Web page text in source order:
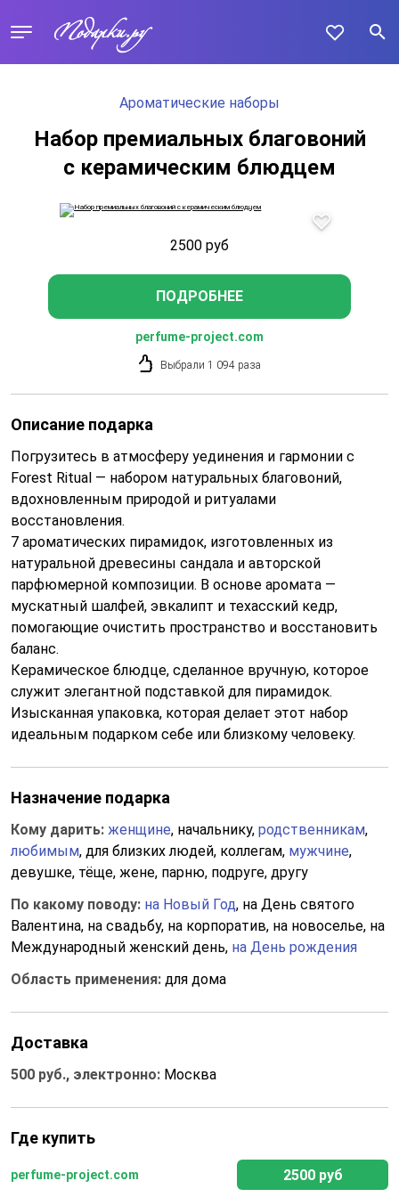
Ароматические наборы
Набор премиальных благовоний
с керамическим блюдцем
2500 руб
ПОДРОБНЕЕ
perfume-project.com
Выбрали 1 094 раза
Описание подарка
Погрузитесь в атмосферу уединения и гармонии с
Forest Ritual — набором натуральных благовоний,
вдохновленным природой и ритуалами
восстановления.
7 ароматических пирамидок, изготовленных из
натуральной древесины сандала и авторской
парфюмерной композиции. В основе аромата —
мускатный шалфей, эвкалипт и техасский кедр,
помогающие очистить пространство и восстановить
баланс.
Керамическое блюдце, сделанное вручную, которое
служит элегантной подставкой для пирамидок.
Изысканная упаковка, которая делает этот набор
идеальным подарком себе или близкому человеку.
Назначение подарка
Кому дарить: женщине, начальнику, родственникам,
любимым, для близких людей, коллегам, мужчине,
девушке, тёще, жене, парню, подруге, другу
По какому поводу: на Новый Год, на День святого
Валентина, на свадьбу, на корпоратив, на новоселье, на
Международный женский день, на День рождения
Область применения: для дома
Доставка
500 руб., электронно: Москва
Где купить
perfume-project.com 2500 руб